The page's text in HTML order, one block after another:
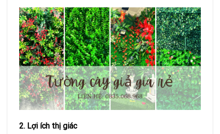
2. Lợi ích thị giác